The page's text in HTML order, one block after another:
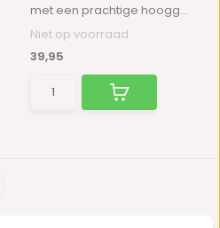
met een prachtige hoogg...
Niet op voorraad
39,95